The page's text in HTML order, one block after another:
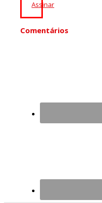
Assinar
Comentários